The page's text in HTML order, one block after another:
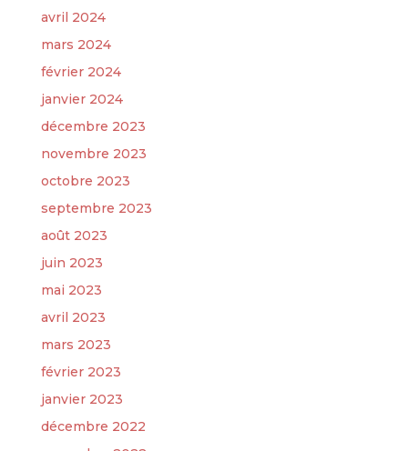
avril 2024
mars 2024
février 2024
janvier 2024
décembre 2023
novembre 2023
octobre 2023
septembre 2023
août 2023
juin 2023
mai 2023
avril 2023
mars 2023
février 2023
janvier 2023
décembre 2022